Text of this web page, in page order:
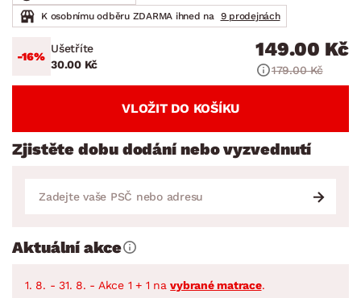
K osobnímu odběru ZDARMA ihned na
9 prodejnách
-16%
Ušetříte
30.00 Kč
149.00 Kč
179.00 Kč
VLOŽIT DO KOŠÍKU
Zjistěte dobu dodání nebo vyzvednutí
Aktuální akce
1. 8. - 31. 8. - Akce 1 + 1 navybrané matrace.